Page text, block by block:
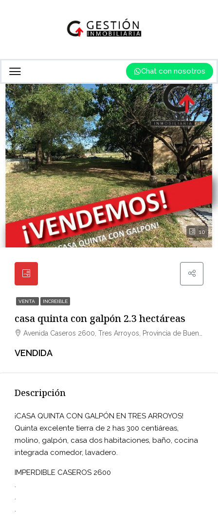
Chat con nosotros
10
VENTA INCREIBLE
casa quinta con galpón 2.3 hectáreas
Avenida Caseros 2600, Tres Arroyos, Provincia de Buenos Aires, Argentina
VENDIDA
Descripción
¡CASA QUINTA CON GALPÓN EN TRES ARROYOS!
Quinta excelente tierra de 2 has 300 centiáreas,
molino, galpón, casa dos habitaciones, baño, cocina
integrada comedor, lavadero.
IMPERDIBLE CASEROS 2600
.
.
.